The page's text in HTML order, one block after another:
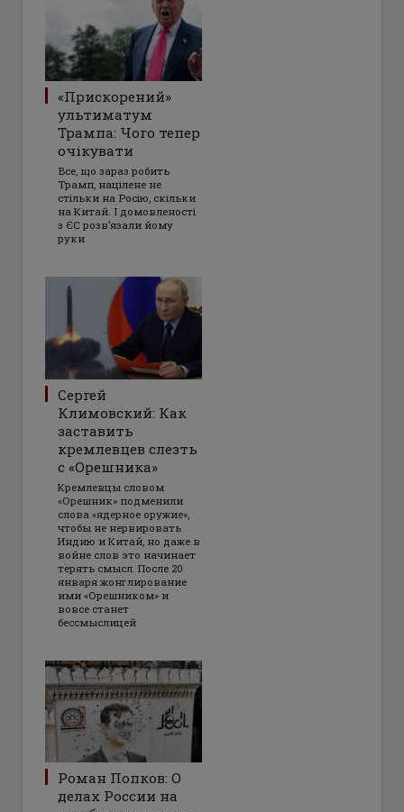
«Прискорений»
ультиматум
Трампа: Чого тепер
очікувати
Все, що зараз робить
Трамп, націлене не
стільки на Росію, скільки
на Китай. І домовленості
з ЄС розвʼязали йому
руки
Сергей
Климовский: Как
заставить
кремлевцев слезть
с «Орешника»
Кремлевцы словом
«Орешник» подменили
слова «ядерное оружие»,
чтобы не нервировать
Индию и Китай, но даже в
войне слов это начинает
терять смысл. После 20
января жонглирование
ими «Орешником» и
вовсе станет
бессмыслицей
Роман Попков: О
делах России на